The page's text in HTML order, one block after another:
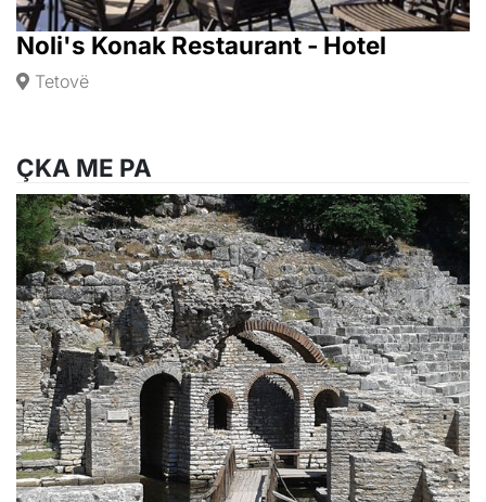
Noli's Konak Restaurant - Hotel
Tetovë
ÇKA ME PA